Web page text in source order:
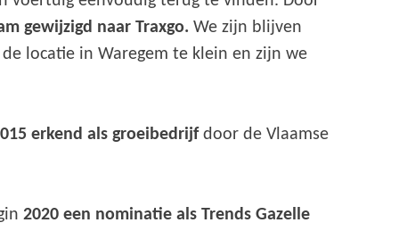
gewijzigd naar Traxgo. We zijn blijven
locatie in Waregem te klein en zijn we
erkend als groeibedrijfdoor de Vlaamse
2020 een nominatie als Trends Gazelle